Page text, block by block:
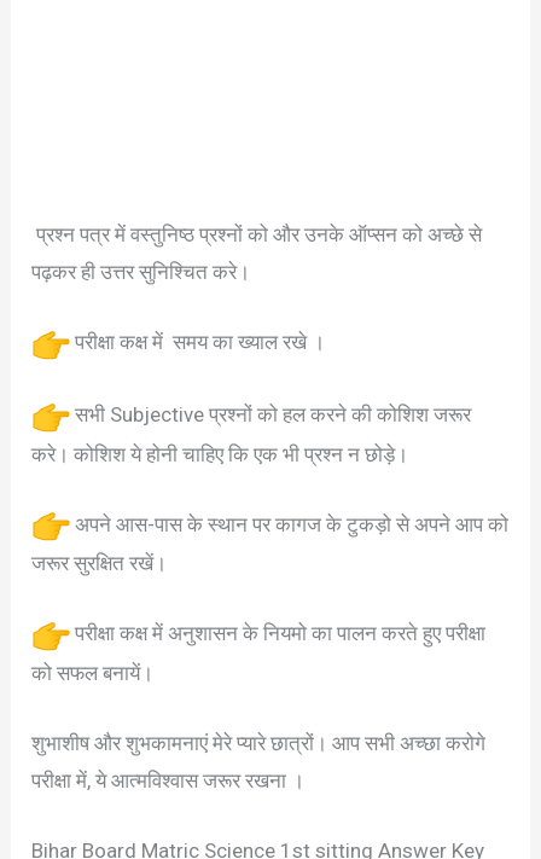
प्रश्न पत्र में वस्तुनिष्ठ प्रश्नों को और उनके ऑप्सन को अच्छे से
पढ़कर ही उत्तर सुनिश्चित करे।
परीक्षा कक्ष में समय का ख्याल रखे ।
सभी Subjective प्रश्नों को हल करने की कोशिश जरूर
करे। कोशिश ये होनी चाहिए कि एक भी प्रश्न न छोड़े।
अपने आस-पास के स्थान पर कागज के टुकड़ो से अपने आप को
जरूर सुरक्षित रखें।
परीक्षा कक्ष में अनुशासन के नियमो का पालन करते हुए परीक्षा
को सफल बनायें।
शुभाशीष और शुभकामनाएं मेरे प्यारे छात्रों। आप सभी अच्छा करोगे
परीक्षा में, ये आत्मविश्वास जरूर रखना ।
Bihar Board Matric Science 1st sitting Answer Key